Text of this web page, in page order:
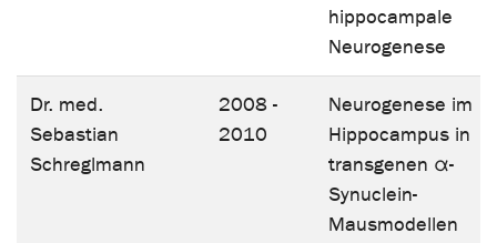
hippocampale
Neurogenese
Dr. med.
Sebastian
Schreglmann
2008 -
2010
Neurogenese im
Hippocampus in
transgenen α-
Synuclein-
Mausmodellen